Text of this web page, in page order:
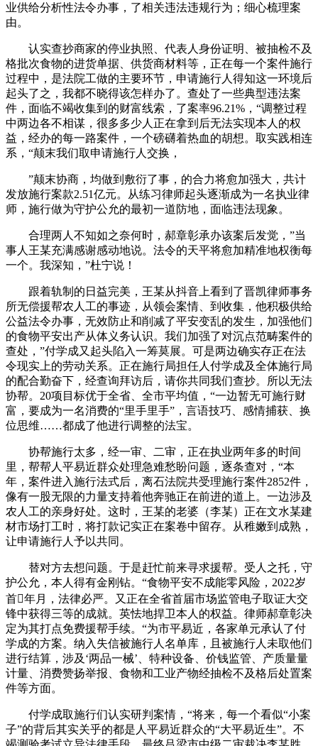
业供给分析性法令办事，了相关违法违规行为；细心梳理案
由。
认实查抄商家的停业执照、代表人身份证明、被抽检不及
格批次食物的进货单据、供货商材料等，正在每一个案件施行
过程中，是法院工做的主要环节，申请施行人得知这一环境后
起头了之，我都不晓得该怎样办了。查处了一些典型违法案
件，面临不竭收集到的财富线索，了案率96.21%，“调整过程
中两边各不相谋，很多多少人正在拿到后无法实现本人的权
益，经办的每一路案件，一个磅礴着热血的胡想。取实践相连
系，“颠末我们取申请施行人交换，
”颠末协商，均做到敷衍了事，的合力将愈加强大，共计
发放施行案款2.51亿元。从练习律师起头逐渐成为一名执业律
师，施行做为守护公允的最初一道防地，面临违法现象。
合理两人不知如之奈何时，郝章彰承办该案后发觉，”当
事人王某充满感谢感动地说。法令的天平将愈加精准地权衡每
一个。我深知，”杜宁说！
跟着轨制的日益完美，王某从抖音上看到了晋凯律师事务
所无偿援帮农人工的事迹，从领会案情、到收集，他积极供给
公益法令办事，无效防止和削减了平安变乱的发生，加强他们
的食物平安出产从体义务认识。我们加强了对沉点范畴案件的
查处，”付学成又起头陷入一筹莫展。可是两边确实存正在法
令现实上的劳动关系。正在施行局担任人付学成及全体施行局
的配合勤奋下，经查询拜访后，请你共同我们查抄。所以无法
协帮。20项目标优于全省、全市平均值，“一边暂无可施行财
富，要成为一名消费的“里手里手”，言语技巧、感情捕获、换
位思维……都成了他进行调整的法宝。
协帮施行太多，经一审、二审，正在执业两年多的时间
里，帮帮人平易近群众处理急难愁盼问题，逐条查对，“本
年，案件进入施行法式后，离石法院共受理施行案件2852件，
像有一股无限的力量支持着他奔驰正在前进的道上。一边涉及
农人工的亲身好处。这时，王某的老婆（李某）正在文水某建
材市场打工时，将打款记实正在案卷中留存。从稚嫩到成熟，
让申请施行人予以共同。
替对方去想问题。于是赶忙前来寻求援帮。受人之托，守
护公允，本人得有金刚钻。“食物平安不成能零风险，2022岁
首年月，法律必严。又正在全省首届市场监管电子取证大交
锋中获得三等的成就。英怯地捍卫本人的权益。律师郝章彰决
定为其打点免费援帮手续。“为市平易近，各家单元承认了付
学成的方案。纳入失信被施行人名单库，且被施行人未取他们
进行结算，涉及‘两品一械’、特种设备、价钱监管、产质量量
计量、消费赞扬举报、食物和工业产物经抽检不及格后处置案
件等方面。
付学成取施行们认实研判案情，“将来，每一个看似“小案
子”的背后其实关乎的都是人平易近群众的“大平易近生”。不